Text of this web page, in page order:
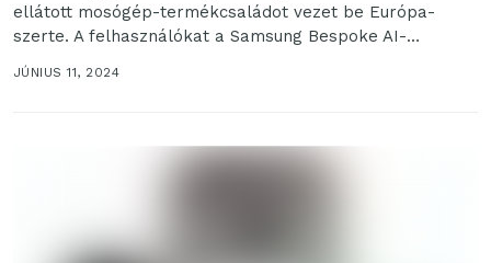
ellátott mosógép-termékcsaládot vezet be Európa-
szerte. A felhasználókat a Samsung Bespoke AI-
élménnyel közvetlenül összekapcsoló „Welcome to
BESPOKE AI” (Elérkezett a...
JÚNIUS 11, 2024